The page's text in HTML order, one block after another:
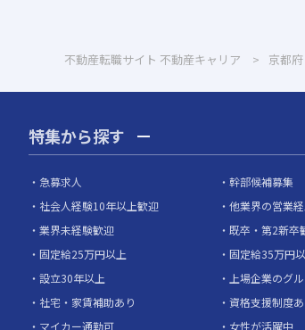
不動産転職サイト 不動産キャリア 京都府
特集から探す
急募求人 幹部候補募集
社会人経験10年以上歓迎
他業界の営業
業界未経験歓迎
既卒・第2新卒
固定給25万円以上
固定給35万円
設立30年以上
上場企業のグ
社宅・家賃補助あり
資格支援制度あ
マイカー通勤可
女性が活躍中